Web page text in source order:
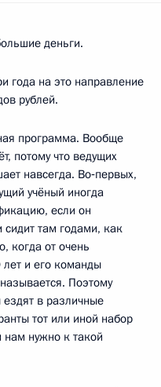
деньги.
года на это направление
рублей.
программа. Вообще
потому что ведущих
навсегда. Во‑первых,
учёный иногда
если он
сидит там годами, как
когда от очень
лет и его команды
Поэтому
в различные
тот или иной набор
нам нужно к такой